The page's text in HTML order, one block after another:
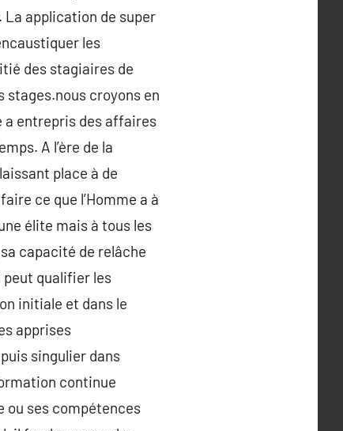
La application de super
les
des stagiaires de
stages.nous croyons en
a entrepris des affaires
A l’ère de la
place à de
ce que l’Homme a à
élite mais à tous les
capacité de relâche
peut qualifier les
initiale et dans le
apprises
singulier dans
continue
ou ses compétences